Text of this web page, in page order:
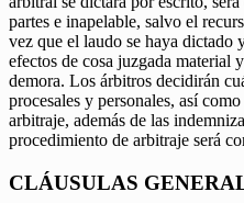
partes e inapelable, salvo el
vez que el laudo se haya dictado
efectos de cosa juzgada material
demora. Los árbitros decidirán
procesales y personales, así
arbitraje, además de las
procedimiento de arbitraje será
CLÁUSULAS